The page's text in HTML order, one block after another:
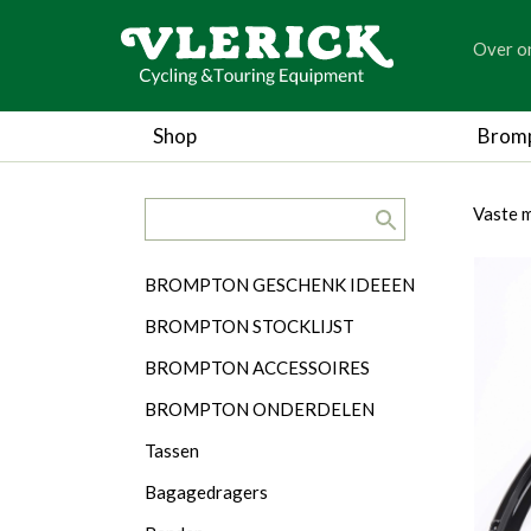
Over
Shop
Vaste
Categorieën
BROMPTON GESCHENK IDEEEN
BROMPTON STOCKLIJST
BROMPTON ACCESSOIRES
BROMPTON ONDERDELEN
Tassen
Bagagedragers